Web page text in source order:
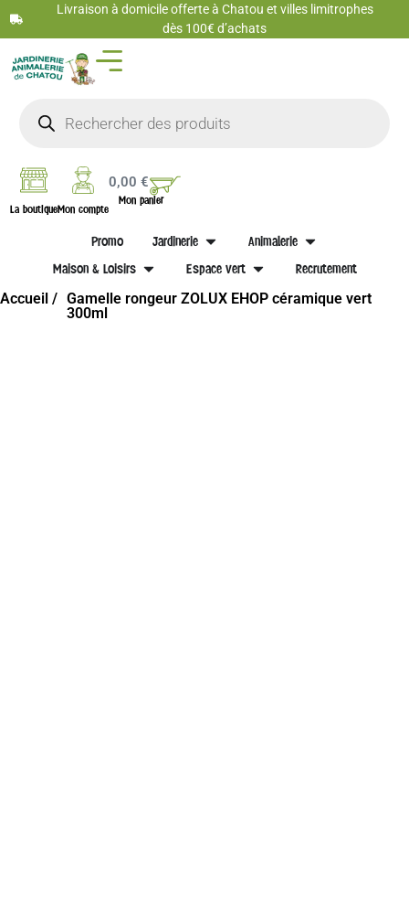
Livraison à domicile offerte à Chatou et villes limitrophes
dès 100€ d’achats
La boutiqueMon compte
0,00€
Mon panier
Promo Jardinerie
Animalerie
Maison & Loisirs
Espace vert Recrutement
Accueil / Gamelle rongeur ZOLUX EHOP céramique vert
300ml